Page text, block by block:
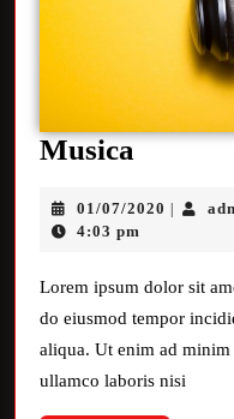
Musica
01/07/2020
4:03 pm
Lorem ipsum dolor sit
do eiusmod tempor
aliqua. Ut enim ad
ullamco laboris nisi